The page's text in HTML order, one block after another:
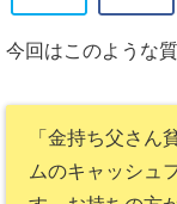
今回はこのような
「金持ち父さん
ムのキャッシュ